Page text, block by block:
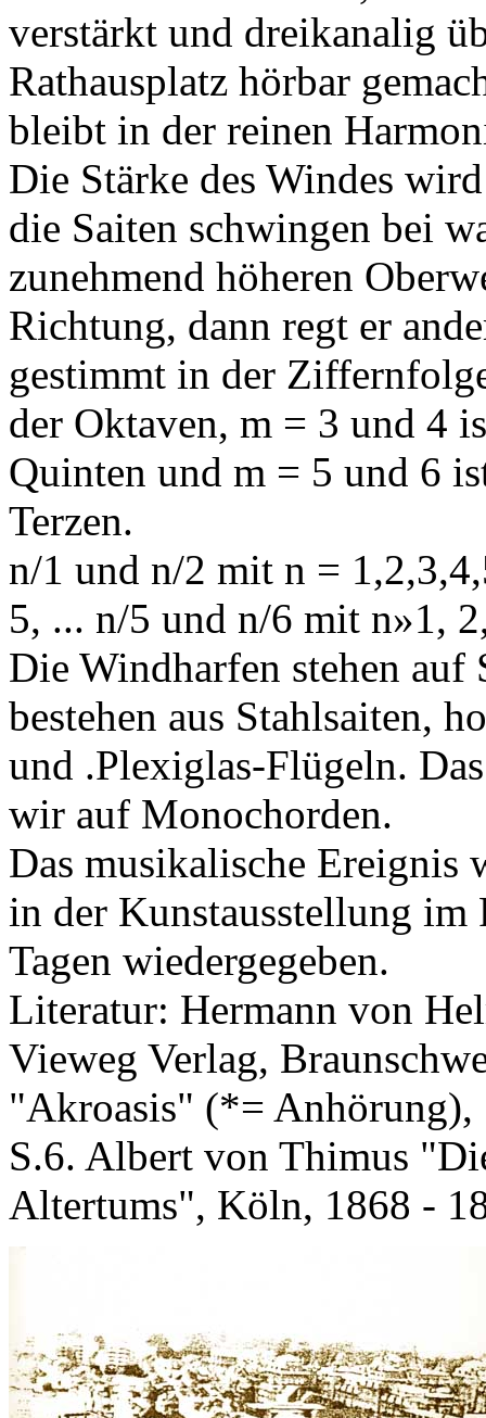
verstärkt und dreikanalig
Rathausplatz hörbar
bleibt in der reinen
Die Stärke des Windes
die Saiten schwingen bei
zunehmend höheren
Richtung, dann regt er
gestimmt in der
der Oktaven, m = 3 und 4
Quinten und m = 5 und 6
Terzen.
n/1 und n/2 mit n =
5, ... n/5 und n/6 mit n»1,
Die Windharfen stehen
bestehen aus Stahlsaiten,
und .Plexiglas-Flügeln.
wir auf Monochorden.
Das musikalische Ereignis
in der Kunstausstellung im
Tagen wiedergegeben.
Literatur: Hermann von
Vieweg Verlag,
"Akroasis" (*= Anhörung),
S.6. Albert von Thimus
Altertums", Köln, 1868 -